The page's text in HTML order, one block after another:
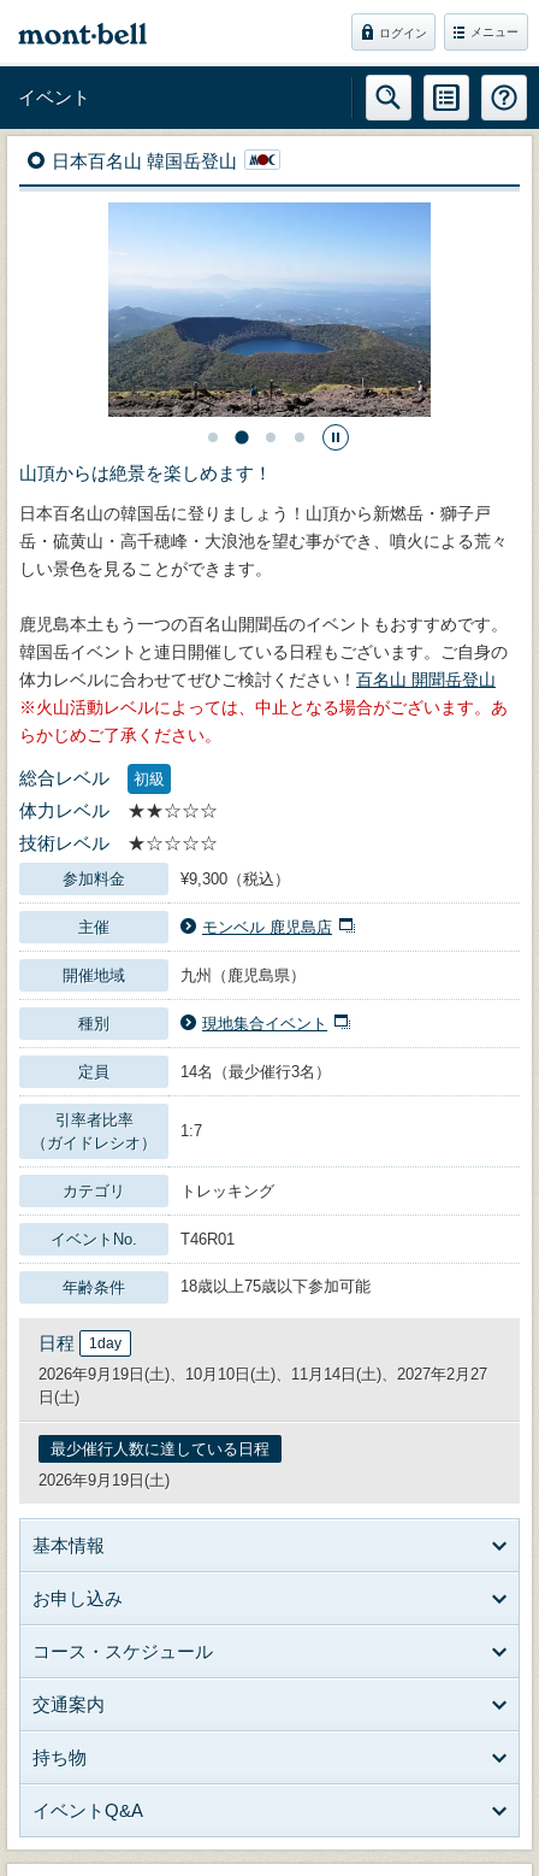
ログイン メニュー
イベント
日本百名山 韓国岳登山
山頂からは絶景を楽しめます！
日本百名山の韓国岳に登りましょう！山頂から新燃岳・獅子戸
岳・硫黄山・高千穂峰・大浪池を望む事ができ、噴火による荒々
しい景色を見ることができます。
鹿児島本土もう一つの百名山開聞岳のイベントもおすすめです。
韓国岳イベントと連日開催している日程もございます。ご自身の
体力レベルに合わせてぜひご検討ください！ 百名山 開聞岳登山
火山活動レベルによっては、中止となる場合がございます。あ
らかじめご了承ください。
総合レベル 初級
体力レベル
★★☆☆☆
技術レベル
★☆☆☆☆
参加料金 ¥9,300（税込）
主催 モンベル 鹿児島店
開催地域 九州（鹿児島県）
種別 現地集合イベント
定員 14名（最少催行3名）
引率者比率
（ガイドレシオ）
1:7
カテゴリ トレッキング
イベントNo. T46R01
年齢条件 18歳以上75歳以下参加可能
日程 1day
2026年9月19日(土)、10月10日(土)、11月14日(土)、2027年2月27
日(土)
最少催行人数に達している日程
2026年9月19日(土)
基本情報
お申し込み
コース・スケジュール
交通案内
持ち物
イベントQ&A